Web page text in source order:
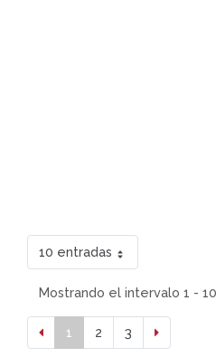
10 entradas
Mostrando el intervalo 1 -
1 2 3